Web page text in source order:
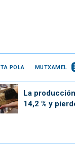
POLA MUTXAMEL
La
14,2 % y